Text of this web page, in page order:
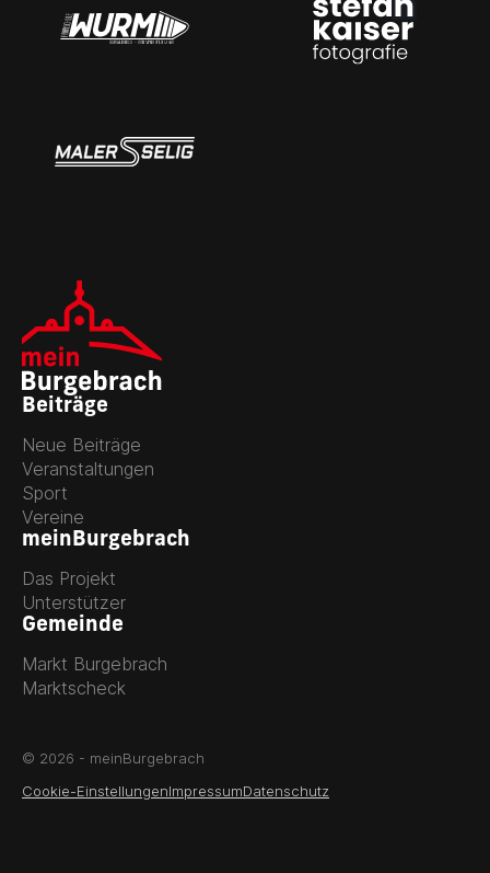
Beiträge
Neue Beiträge
Veranstaltungen
Sport
Vereine
meinBurgebrach
Das Projekt
Unterstützer
Gemeinde
Markt Burgebrach
Marktscheck
© 2026 - meinBurgebrach
Cookie-EinstellungenImpressumDatenschutz